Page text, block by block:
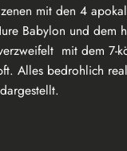
mit den 4
Babylon und dem
mit dem 7-
Alles bedrohlich